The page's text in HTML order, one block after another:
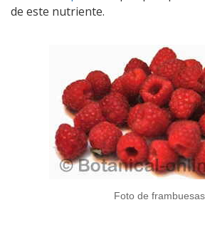
de este nutriente.
Foto de frambuesas